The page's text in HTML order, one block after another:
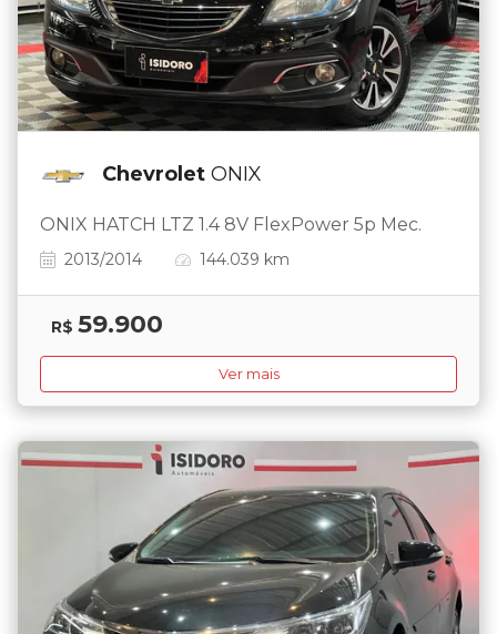
Chevrolet ONIX
ONIX HATCH LTZ 1.4 8V FlexPower 5p Mec.
2013/2014 144.039 km
R$ 59.900
Ver mais